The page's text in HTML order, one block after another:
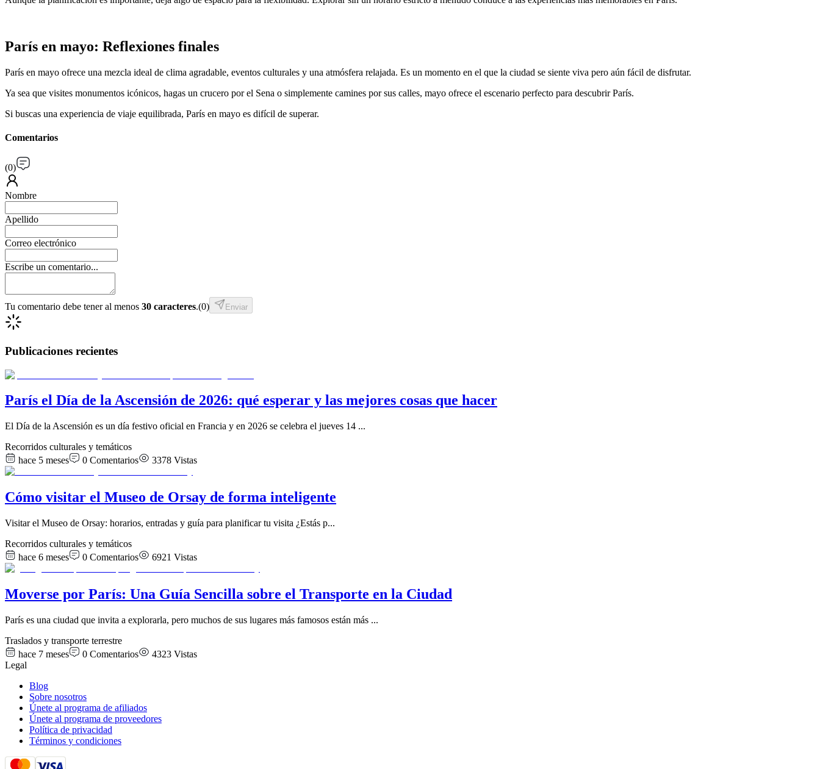
París en mayo: Reflexiones finales
París en mayo ofrece una mezcla ideal de clima agradable, eventos culturales y una atmósfera relajada. Es un momento en el que la ciudad se siente viva pero aún fácil de disfrutar.
Ya sea que visites monumentos icónicos, hagas un crucero por el Sena o simplemente camines por sus calles, mayo ofrece el escenario perfecto para descubrir París.
Si buscas una experiencia de viaje equilibrada, París en mayo es difícil de superar.
Comentarios
(0)
Nombre
Apellido
Correo electrónico
Escribe un comentario...
Tu comentario debe tener al menos 30 caracteres.(0) Enviar
Publicaciones recientes
París el Día de la Ascensión de 2026: qué esperar y las mejores cosas que hacer
El Día de la Ascensión es un día festivo oficial en Francia y en 2026 se celebra el jueves 14 ...
Recorridos culturales y temáticos
hace 5 meses
0 Comentarios 3378 Vistas
Cómo visitar el Museo de Orsay de forma inteligente
Visitar el Museo de Orsay: horarios, entradas y guía para planificar tu visita ¿Estás p...
Recorridos culturales y temáticos
hace 6 meses
0 Comentarios 6921 Vistas
Moverse por París: Una Guía Sencilla sobre el Transporte en la Ciudad
París es una ciudad que invita a explorarla, pero muchos de sus lugares más famosos están más ...
Traslados y transporte terrestre
hace 7 meses
0 Comentarios 4323 Vistas
Legal
Blog
Sobre nosotros
Únete al programa de afiliados
Únete al programa de proveedores
Política de privacidad
Términos y condiciones